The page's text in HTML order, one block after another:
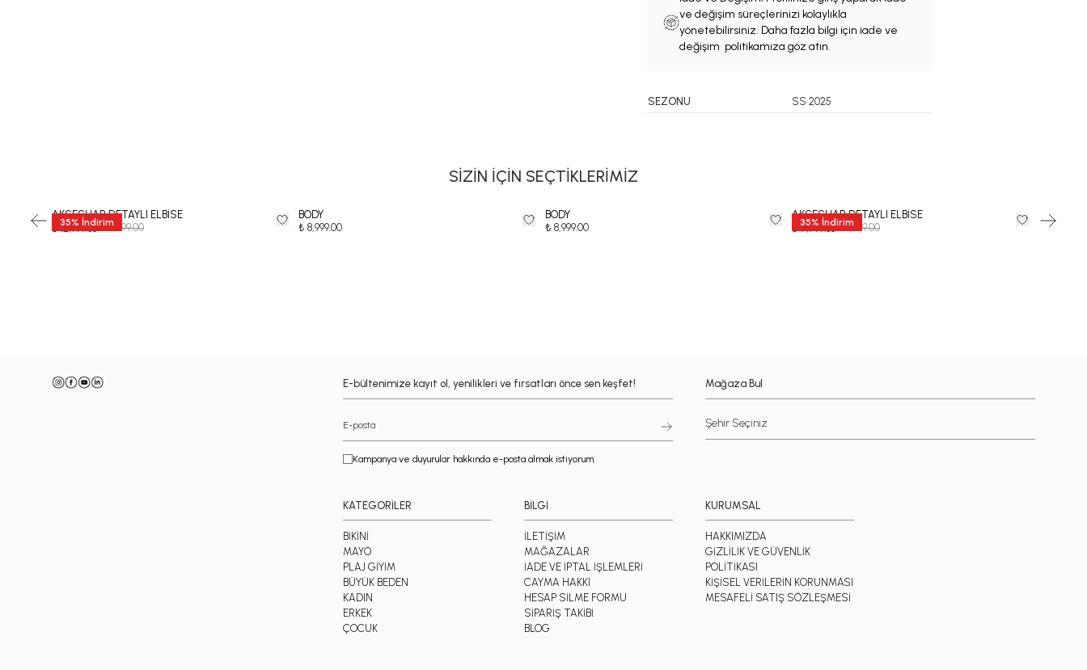
ve değişim süreçlerinizi kolaylıkla
yönetebilirsiniz. Daha fazla bilgi için iade ve
değişim politikamıza göz atın.
SEZONU SS 2025
SİZİN İÇİN SEÇTİKLERİMİZ
35% İndirim
AKSESUAR DETAYLI ELBİSE
₺ 12,999.35₺ 19,999.00
BODY
₺ 8,999.00
BODY
₺ 8,999.00
35% İndirim
AKSESUAR DETAYLI ELBİSE
₺ 7,799.35₺ 11,999.00 35
BELLA
₺ 8,449.35
E-bültenimize kayıt ol, yenilikleri ve fırsatları önce sen keşfet!
Kampanya ve duyurular hakkında e-posta almak istiyorum.
Mağaza Bul
KATEGORİLER
BİKİNİ
MAYO
PLAJ GİYİM
BÜYÜK BEDEN
KADIN
ERKEK
ÇOCUK
BİLGİ
İLETİŞİM
MAĞAZALAR
İADE VE İPTAL İŞLEMLERİ
CAYMA HAKKI
HESAP SİLME FORMU
SİPARİŞ TAKİBİ
BLOG
KURUMSAL
HAKKIMIZDA
GİZLİLİK VE GÜVENLİK
POLİTİKASI
KİŞİSEL VERİLERİN KORUNMASI
MESAFELİ SATIŞ SÖZLEŞMESİ